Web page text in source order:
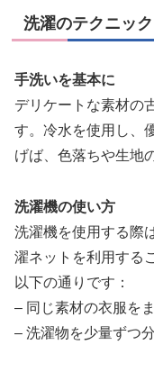
洗濯のテクニック
手洗いを基本に
デリケートな素材の
す。冷水を使用し、
げば、色落ちや生地
洗濯機の使い方
洗濯機を使用する際
濯ネットを利用する
以下の通りです：
– 同じ素材の衣服を
– 洗濯物を少量ずつ